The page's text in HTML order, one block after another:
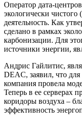
Оператор дата-
экологически чистого
деятельность. Как
сделано в рамках
карбонизации. Для
источники энергии,
Андрис Гайлитис,
DEAC, заявил, что
компания провела
Теперь в ее серверах
коридоры воздуха –
эффективность